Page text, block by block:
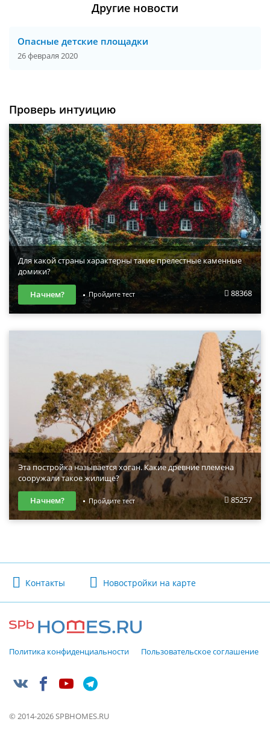
Другие новости
Опасные детские площадки
26 февраля 2020
Проверь интуицию
Для какой страны характерны такие прелестные каменные
домики?
88368
Начнем? Пройдите тест
Эта постройка называется хоган. Какие древние племена
сооружали такое жилище?
85257
Начнем? Пройдите тест
Контакты Новостройки на карте
Политика конфиденциальности Пользовательское соглашение
© 2014-2026 SPBHOMES.RU